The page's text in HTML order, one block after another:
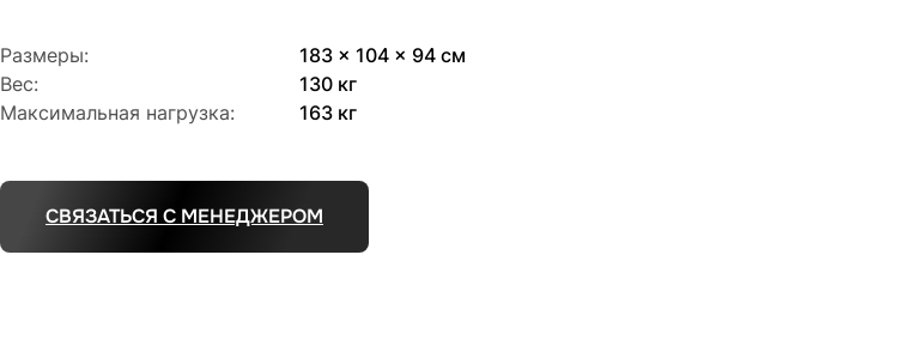
Размеры:
183 x 104 x 94 см
Вес:
130 кг
Максимальная нагрузка:
163 кг
СВЯЗАТЬСЯ С МЕНЕДЖЕРОМ